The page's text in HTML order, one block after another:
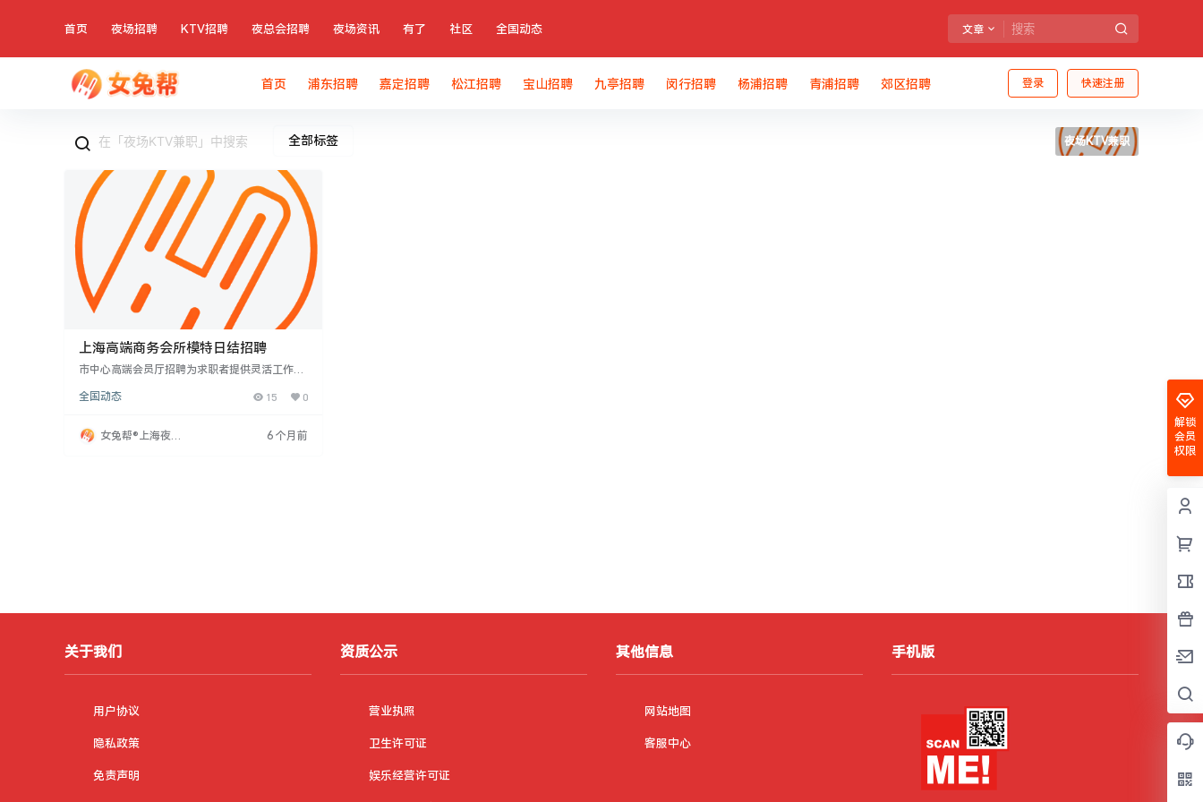
首页 夜场招聘 KTV招聘 夜总会招聘 夜场资讯 有了 社区 全国动态 文章
登录 快速注册
首页 浦东招聘 嘉定招聘 松江招聘 宝山招聘 九亭招聘 闵行招聘 杨浦招聘 青浦招聘 郊区招聘
全部标签 夜场KTV兼职
上海高端商务会所模特日结招聘
市中心高端会员厅招聘为求职者提供灵活工作机
话题。上海作为经济中心，高端商务会所吸引众
作。此类工作不仅吸引本地人才，也吸引了周边
城市求职者，尤其适合寻求短期收入或补充业余
全国动态 15 0
女兔帮®上海夜场
6 个月前
解锁
会员
权限
关于我们
用户协议
隐私政策
免责声明
资质公示
营业执照
卫生许可证
娱乐经营许可证
其他信息
网站地图
客服中心
手机版